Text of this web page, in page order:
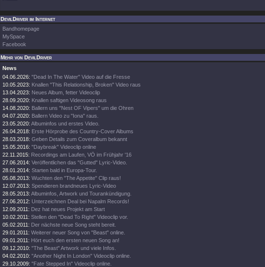
DevilDriver im Internet
Bandhomepage
MySpace
Facebook
Mehr von DevilDriver
News
04.06.2026: "Dead In The Water" Video auf die Fresse
10.05.2023: Knallen "This Relationship, Broken" Video raus
13.04.2023: Neues Album, fetter Videoclip
28.09.2020: Knallen saftigen Videosong raus
14.08.2020: Ballern uns "Nest OF Vipers" um die Ohren
04.07.2020: Ballern Video zu "Iona" raus.
23.05.2020: Albuminfos und erstes Video.
26.04.2018: Erste Hörprobe des Country-Cover Albums
28.03.2018: Geben Details zum Coveralbum bekannt
15.05.2016: "Daybreak" Videoclip online
22.11.2015: Recordings am Laufen, VÖ im Frühjahr '16
27.06.2014: Veröffentlichen das "Gutted" Lyric-Video.
28.01.2014: Starten bald in Europa-Tour.
05.08.2013: Wuchten den "The Appetite" Clip raus!
12.07.2013: Spendieren brandneues Lyric-Video
28.05.2013: Albuminfos, Artwork und Tourankündigung.
27.06.2012: Unterzeichnen Deal bei Napalm Records!
12.09.2011: Dez hat neues Projekt am Start
10.02.2011: Stellen den "Dead To Right" Videoclip vor.
05.02.2011: Der nächste neue Song steht bereit.
29.01.2011: Weiterer neuer Song von "Beast" online.
09.01.2011: Hört euch den ersten neuen Song an!
09.12.2010: "The Beast" Artwork und viele Infos.
04.02.2010: "Another Night In London" Videoclip online.
29.10.2009: "Fate Stepped In" Videoclip online.